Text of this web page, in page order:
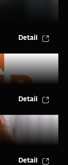
Detail
Detail
Detail